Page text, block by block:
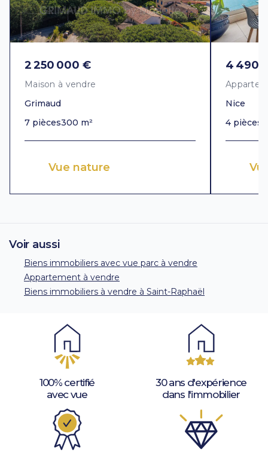
2 250 000 €
Maison à vendre
Grimaud
7 pièces300 m²
Vue nature
4 490
Nice
4 pièces
Voir aussi
Biens immobiliers avec vue parc à vendre
Appartement à vendre
Biens immobiliers à vendre à Saint-Raphaël
100% certifié
avec vue
30 ans d'expérience
dans l'immobilier